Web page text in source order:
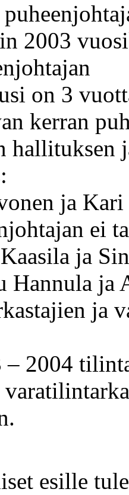
on 3
hallituksen
ja Kari
ei
ja
ja
ja
– 2004
esille